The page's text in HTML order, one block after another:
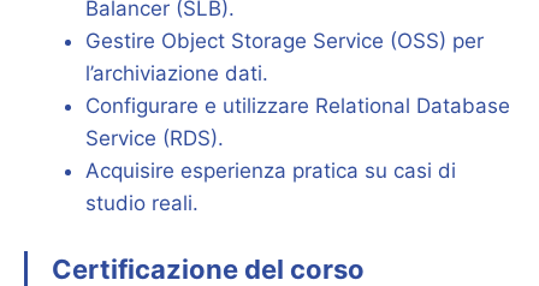
Balancer (SLB).
Gestire Object Storage Service (OSS) per
l’archiviazione dati.
Configurare e utilizzare Relational Database
Service (RDS).
Acquisire esperienza pratica su casi di
studio reali.
Certificazione del corso